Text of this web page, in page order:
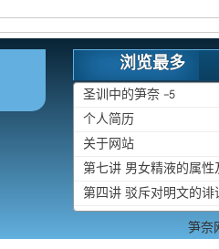
浏览最多
圣训中的笋奈 -5
个人简历
关于网站
第七讲 男女精液的属
第四讲 驳斥对明文的诽